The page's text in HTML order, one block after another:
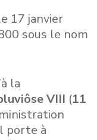
17 janvier
sous le nom
la
VIII (11
porte à